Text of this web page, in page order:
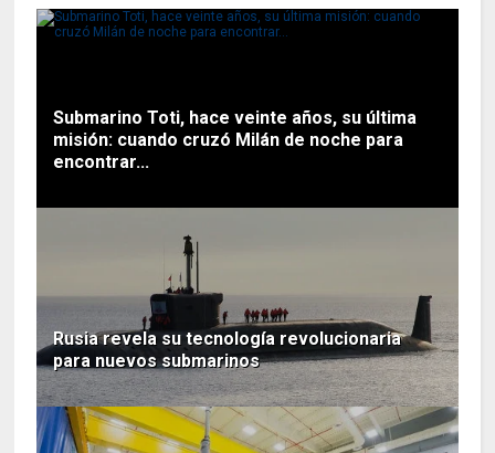
Submarino Toti, hace veinte años, su última
misión: cuando cruzó Milán de noche para
encontrar...
Rusia revela su tecnología revolucionaria
para nuevos submarinos